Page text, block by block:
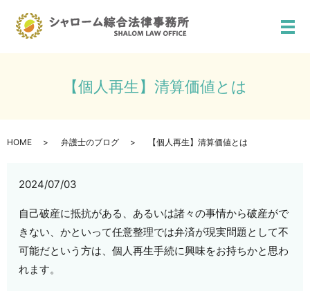
メ
【個人再生】清算価値とは
HOME 弁護士のブログ 【個人再生】清算価値とは
2024/07/03
自己破産に抵抗がある、あるいは諸々の事情から破産がで
きない、かといって任意整理では弁済が現実問題として不
可能だという方は、個人再生手続に興味をお持ちかと思わ
れます。